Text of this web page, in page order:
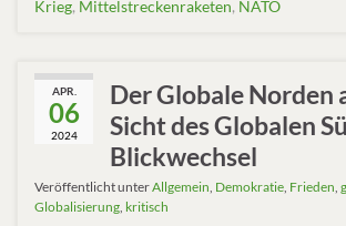
Krieg, Mittelstreckenraketen, NATO
APR.
06
2024
Der Globale Norden
Sicht des Globalen
Blickwechsel
Veröffentlicht unterAllgemein, Demokratie, Frieden,
Globalisierung, kritisch